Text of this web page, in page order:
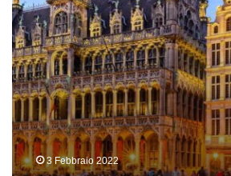
3 Febbraio 2022